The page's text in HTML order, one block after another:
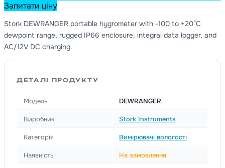
Запитати ціну
Stork DEWRANGER portable hygrometer with -100 to +20°C
dewpoint range, rugged IP66 enclosure, integral data logger, and
AC/12V DC charging.
ДЕТАЛІ ПРОДУКТУ
Модель DEWRANGER
Виробник Stork Instruments
Категорія Вимірювачі вологості
Наявність На замовлення